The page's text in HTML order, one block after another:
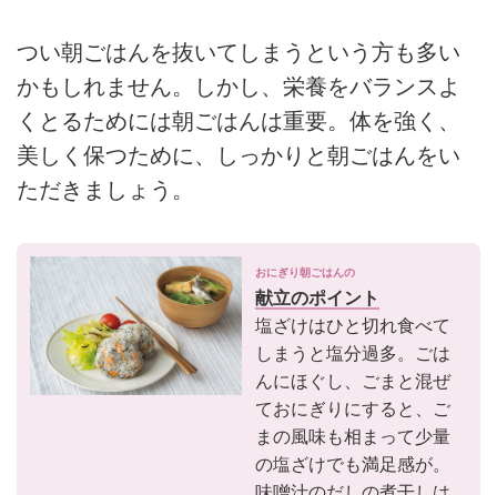
つい朝ごはんを抜いてしまうという方も多い
かもしれません。しかし、栄養をバランスよ
くとるためには朝ごはんは重要。体を強く、
美しく保つために、しっかりと朝ごはんをい
ただきましょう。
おにぎり朝ごはんの
献立のポイント
塩ざけはひと切れ食べて
しまうと塩分過多。ごは
んにほぐし、ごまと混ぜ
ておにぎりにすると、ご
まの風味も相まって少量
の塩ざけでも満足感が。